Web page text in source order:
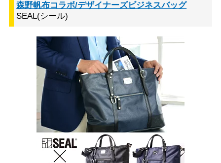
森野帆布コラボ/デザイナーズビジネスバッグ
SEAL(シール)